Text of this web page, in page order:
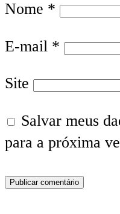
Nome *
E-mail *
Site
Salvar meus
para a próxima